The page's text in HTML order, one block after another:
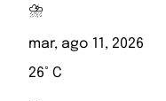
⛈️
mar, ago 11, 2026
26° C